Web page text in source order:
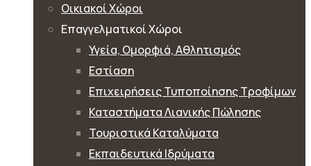
Οικιακοί Χώροι
Επαγγελματικοί Χώροι
Υγεία, Ομορφιά, Αθλητισμός
Εστίαση
Επιχειρήσεις Τυποποίησης Τροφίμων
Καταστήματα Λιανικής Πώλησης
Τουριστικά Καταλύματα
Εκπαιδευτικά Ιδρύματα